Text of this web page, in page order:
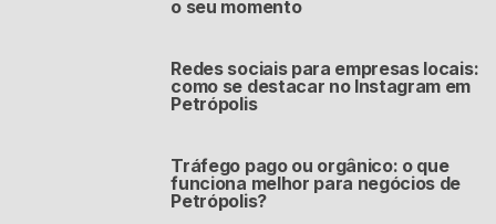
o seu momento
Redes sociais para empresas locais:
como se destacar no Instagram em
Petrópolis
Tráfego pago ou orgânico: o que
funciona melhor para negócios de
Petrópolis?